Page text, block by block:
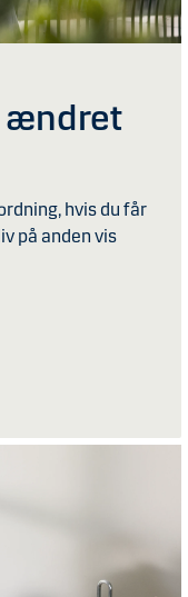
ændret
hvis du får
på anden vis